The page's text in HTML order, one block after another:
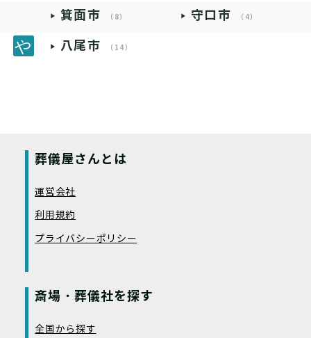
箕面市 （8） 守口市 （4）
八尾市 （14）
葬儀屋さんとは
運営会社
利用規約
プライバシーポリシー
斎場・葬儀社を探す
全国から探す